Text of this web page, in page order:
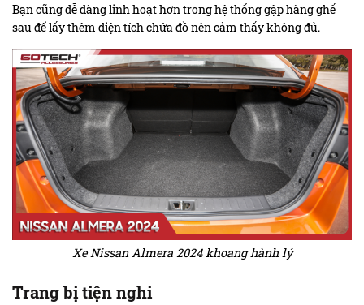
Bạn cũng dễ dàng linh hoạt hơn trong hệ thống gập hàng ghế
sau để lấy thêm diện tích chứa đồ nên cảm thấy không đủ.
Xe Nissan Almera 2024 khoang hành lý
Trang bị tiện nghi